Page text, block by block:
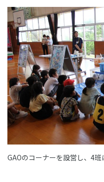
GAOのコーナーを設営し、4班